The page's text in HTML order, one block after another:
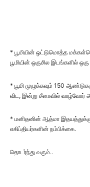
* பூமியின் ஒட்டுமொத்த
பூமியின் ஒருசில இடங்களில்
* பூமி முழுக்கவும் 150
விட, இன்று சீனாவில் வாழ்வோர்
* மனிதனின் ஆத்மா
எகிப்தியர்களின் நம்பிக்கை.
தொடர்ந்து வரும்..